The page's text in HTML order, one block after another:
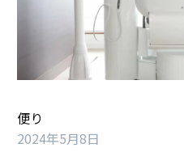
便り
2024年5月8日